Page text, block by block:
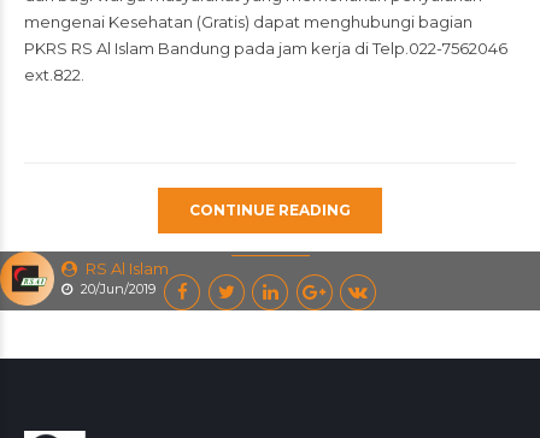
RS Al Islam
20/Jun/2019
mengenai Kesehatan (Gratis) dapat menghubungi bagian
PKRS RS Al Islam Bandung pada jam kerja di Telp.022-7562046
ext.822.
CONTINUE READING